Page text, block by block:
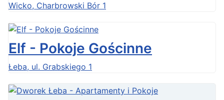
Wicko, Charbrowski Bór 1
Elf - Pokoje Gościnne
Łeba, ul. Grabskiego 1